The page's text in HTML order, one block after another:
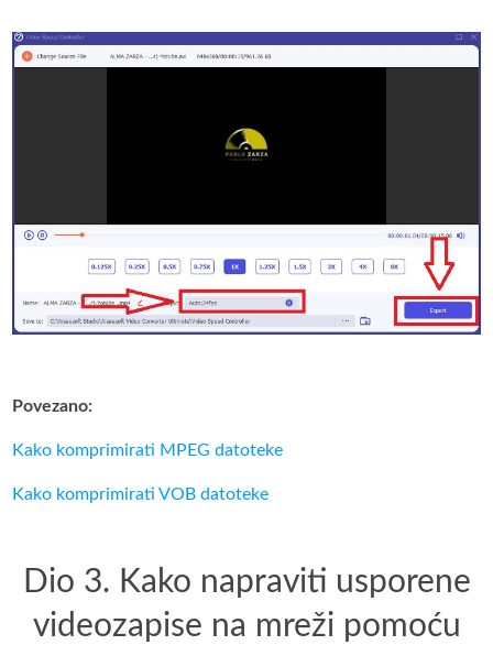
Povezano:
Kako komprimirati MPEG datoteke
Kako komprimirati VOB datoteke
Dio 3. Kako napraviti usporene
videozapise na mreži pomoću